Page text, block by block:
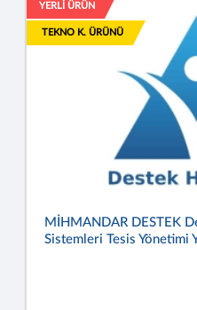
YERLİ ÜRÜN
TEKNO K. ÜRÜNÜ
MİHMANDAR DESTEK
Sistemleri Tesis Yönetimi